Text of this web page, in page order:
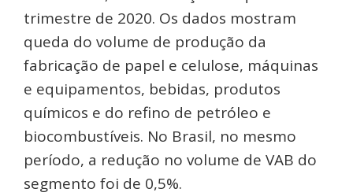
trimestre de 2020. Os dados mostram
queda do volume de produção da
fabricação de papel e celulose, máquinas
e equipamentos, bebidas, produtos
químicos e do refino de petróleo e
biocombustíveis. No Brasil, no mesmo
período, a redução no volume de VAB do
segmento foi de 0,5%.